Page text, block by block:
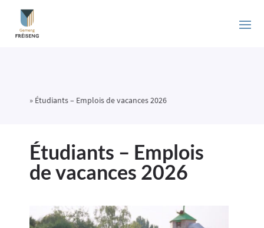
» Étudiants – Emplois de vacances 2026
Étudiants – Emplois
de vacances 2026